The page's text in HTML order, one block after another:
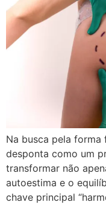
Na busca pela forma
desponta como um
transformar não
autoestima e o
chave principal